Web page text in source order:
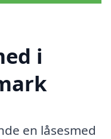
i
en låsesmed